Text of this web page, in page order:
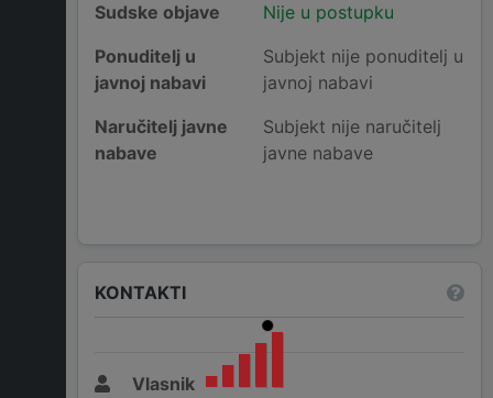
Sudske objave
Nije u postupku
Ponuditelj u
javnoj nabavi
Subjekt nije ponuditelj u
javnoj nabavi
Naručitelj javne
nabave
Subjekt nije naručitelj
javne nabave
KONTAKTI
Vlasnik